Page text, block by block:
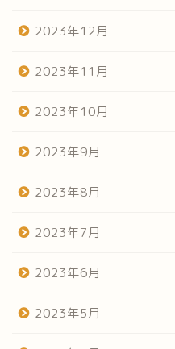
2023年12月
2023年11月
2023年10月
2023年9月
2023年8月
2023年7月
2023年6月
2023年5月